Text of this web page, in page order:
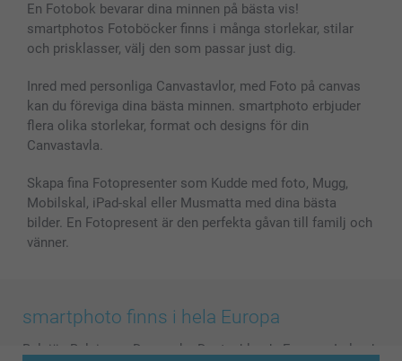
Skal till Mobil & Surfplatta
MyNameBook
Fotoramar & Tillbehör
Presentkort
Alla fotoprodukter
Sitemap
Villkor och garantier
smartbonus
Priser & betalning
En Fotobok bevarar dina minnen på bästa vis!
smartphotos Fotoböcker finns i många storlekar, stilar
och prisklasser, välj den som passar just dig.
Inred med personliga Canvastavlor, med Foto på canvas
kan du föreviga dina bästa minnen. smartphoto erbjuder
flera olika storlekar, format och designs för din
Canvastavla.
Skapa fina Fotopresenter som Kudde med foto, Mugg,
Mobilskal, iPad-skal eller Musmatta med dina bästa
bilder. En Fotopresent är den perfekta gåvan till familj och
vänner.
smartphoto finns i hela Europa
België Belgique Danmark Deutschland France Ireland